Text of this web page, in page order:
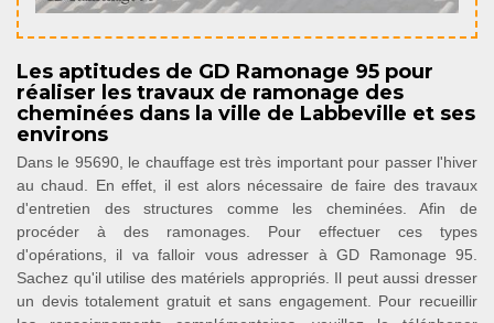
Les aptitudes de GD Ramonage 95 pour
réaliser les travaux de ramonage des
cheminées dans la ville de Labbeville et ses
environs
Dans le 95690, le chauffage est très important pour passer l'hiver
au chaud. En effet, il est alors nécessaire de faire des travaux
d'entretien des structures comme les cheminées. Afin de
procéder à des ramonages. Pour effectuer ces types
d'opérations, il va falloir vous adresser à GD Ramonage 95.
Sachez qu'il utilise des matériels appropriés. Il peut aussi dresser
un devis totalement gratuit et sans engagement. Pour recueillir